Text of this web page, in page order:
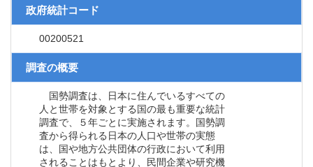
政府統計コード
00200521
調査の概要
国勢調査は、日本に住んでいるすべての
人と世帯を対象とする国の最も重要な統計
調査で、５年ごとに実施されます。国勢調
査から得られる日本の人口や世帯の実態
は、国や地方公共団体の行政において利用
されることはもとより、民間企業や研究機